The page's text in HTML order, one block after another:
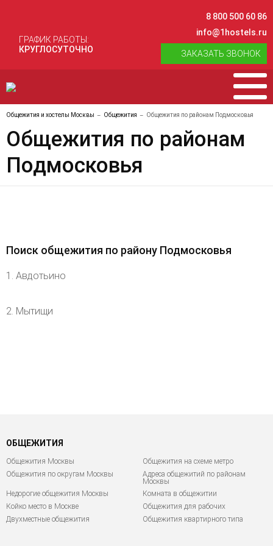
ГРАФИК РАБОТЫ:
КРУГЛОСУТОЧНО
8 800 500 60 86
info@1hostels.ru
ЗАКАЗАТЬ ЗВОНОК
Общежития и хостелы Москвы Общежития Общежития по районам Подмосковья
Общежития по районам
Подмосковья
Поиск общежития по району Подмосковья
1. Авдотьино
2. Мытищи
ОБЩЕЖИТИЯ
Общежития Москвы
Общежития на схеме метро
Общежития по округам Москвы
Адреса общежитий по районам
Москвы
Недорогие общежития Москвы
Комната в общежитии
Койко место в Москве
Общежития для рабочих
Двухместные общежития
Общежития квартирного типа